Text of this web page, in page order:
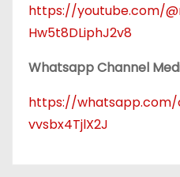
https://youtube.com/
Hw5t8DLiphJ2v8
Whatsapp Channel
https://whatsapp.com/
vvsbx4TjlX2J